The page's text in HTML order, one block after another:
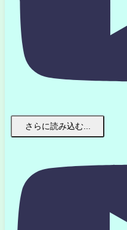
さらに読み込む...